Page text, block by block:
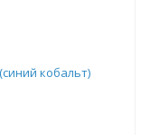
кобальт)